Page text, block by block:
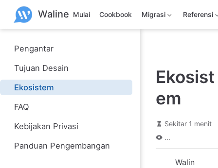
e
o
Waline Mulai Cookbook Migrasi Referensi
Pengantar
Tujuan Desain
Ekosistem
FAQ
Kebijakan Privasi
Panduan Pengembangan
Ekosist
em
Sekitar 1 menit
...
Walin